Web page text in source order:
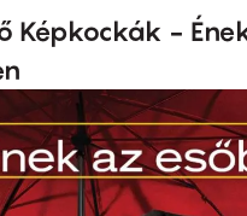
Képkockák -